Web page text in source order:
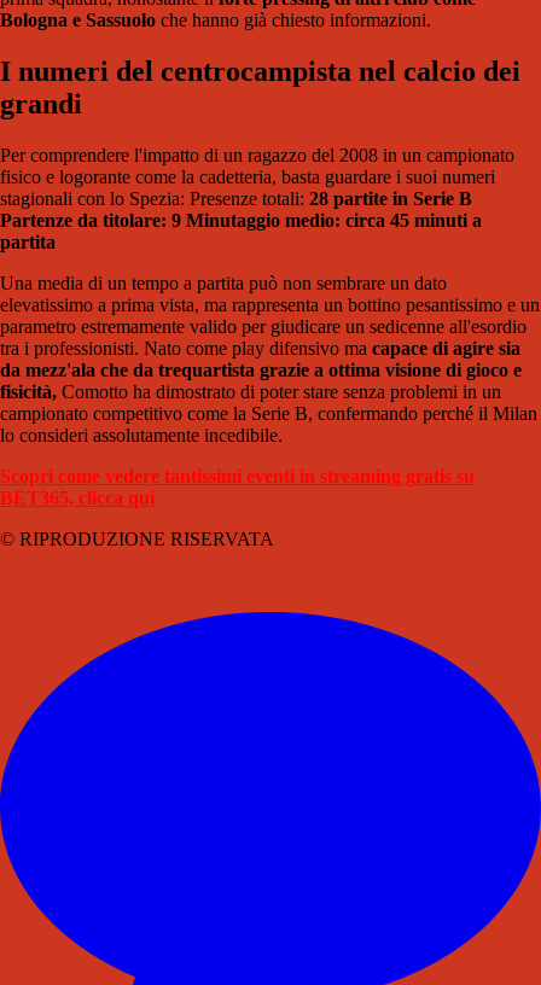
Bologna e Sassuolo che hanno già chiesto informazioni.
I numeri del centrocampista nel calcio dei
grandi
Per comprendere l'impatto di un ragazzo del 2008 in un campionato
fisico e logorante come la cadetteria, basta guardare i suoi numeri
stagionali con lo Spezia: Presenze totali: 28 partite in Serie B
Partenze da titolare: 9 Minutaggio medio: circa 45 minuti a
partita
Una media di un tempo a partita può non sembrare un dato
elevatissimo a prima vista, ma rappresenta un bottino pesantissimo e un
parametro estremamente valido per giudicare un sedicenne all'esordio
tra i professionisti. Nato come play difensivo ma capace di agire sia
da mezz'ala che da trequartista grazie a ottima visione di gioco e
fisicità, Comotto ha dimostrato di poter stare senza problemi in un
campionato competitivo come la Serie B, confermando perché il Milan
lo consideri assolutamente incedibile.
Scopri come vedere tantissimi eventi in streaming gratis su
BET365, clicca qui
© RIPRODUZIONE RISERVATA